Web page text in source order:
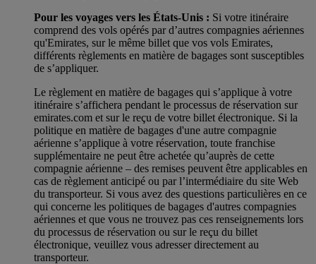
Pour les voyages vers les États-Unis : Si votre itinéraire
comprend des vols opérés par d’autres compagnies aériennes
qu'Emirates, sur le même billet que vos vols Emirates,
différents règlements en matière de bagages sont susceptibles
de s’appliquer.
Le règlement en matière de bagages qui s’applique à votre
itinéraire s’affichera pendant le processus de réservation sur
emirates.com et sur le reçu de votre billet électronique. Si la
politique en matière de bagages d'une autre compagnie
aérienne s’applique à votre réservation, toute franchise
supplémentaire ne peut être achetée qu’auprès de cette
compagnie aérienne – des remises peuvent être applicables en
cas de règlement anticipé ou par l’intermédiaire du site Web
du transporteur. Si vous avez des questions particulières en ce
qui concerne les politiques de bagages d'autres compagnies
aériennes et que vous ne trouvez pas ces renseignements lors
du processus de réservation ou sur le reçu du billet
électronique, veuillez vous adresser directement au
transporteur.